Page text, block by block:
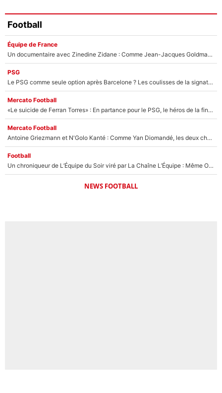
Football
Équipe de France
Un documentaire avec Zinedine Zidane : Comme Jean-Jacques Goldman et Mylène Farmer, le nouveau sélectionneur de l'équipe de France a recalé une journaliste très connue
PSG
Le PSG comme seule option après Barcelone ? Les coulisses de la signature historique de Lionel Messi sont révélées au grand jour !
Mercato Football
«Le suicide de Ferran Torres» : En partance pour le PSG, le héros de la finale de la Coupe du monde s'attire les foudres de la presse espagnole !
Mercato Football
Antoine Griezmann et N'Golo Kanté : Comme Yan Diomandé, les deux champions du monde ont refusé de signer au PSG !
Football
Un chroniqueur de L’Équipe du Soir viré par La Chaîne L’Équipe : Même Olivier Ménard n’avait pas pu empêcher son départ, «je l’ai appris sur Twitter, je l’ai vécu assez mal»
NEWS FOOTBALL